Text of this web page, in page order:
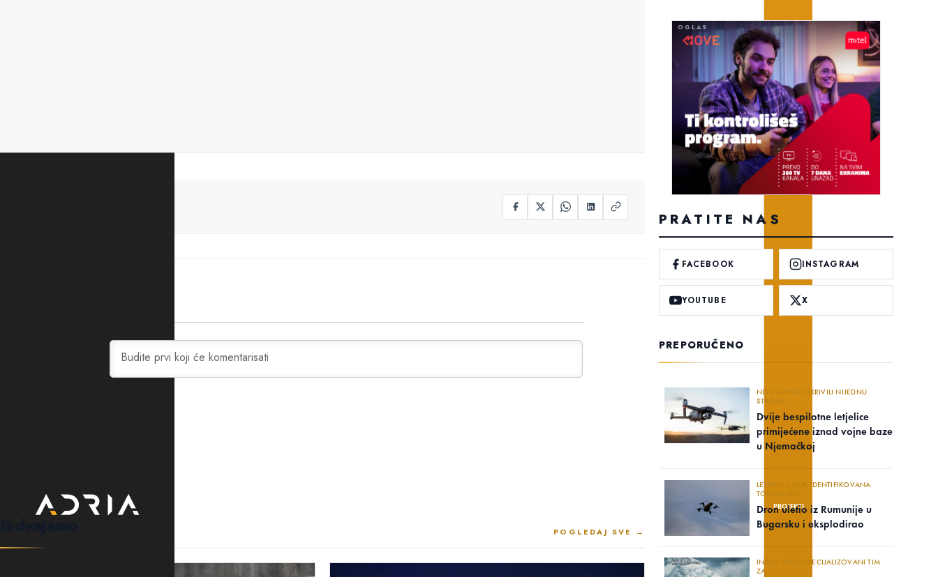
PROJEKTI
POGLEDAJ SVE →
PRATITE NAS
FACEBOOK INSTAGRAM
YOUTUBE X
PREPORUČENO
NISU JAVNO OKRIVILI NIJEDNU
STRANU..
Dvije bespilotne letjelice
primijećene iznad vojne baze
u Njemačkoj
LETJELICA NIJE IDENTIFIKOVANA
TOKOM LETA
Dron uletio iz Rumunije u
Bugarsku i eksplodirao
INDIJA TRAŽI SPECIJALIZOVANI TIM
ZA..